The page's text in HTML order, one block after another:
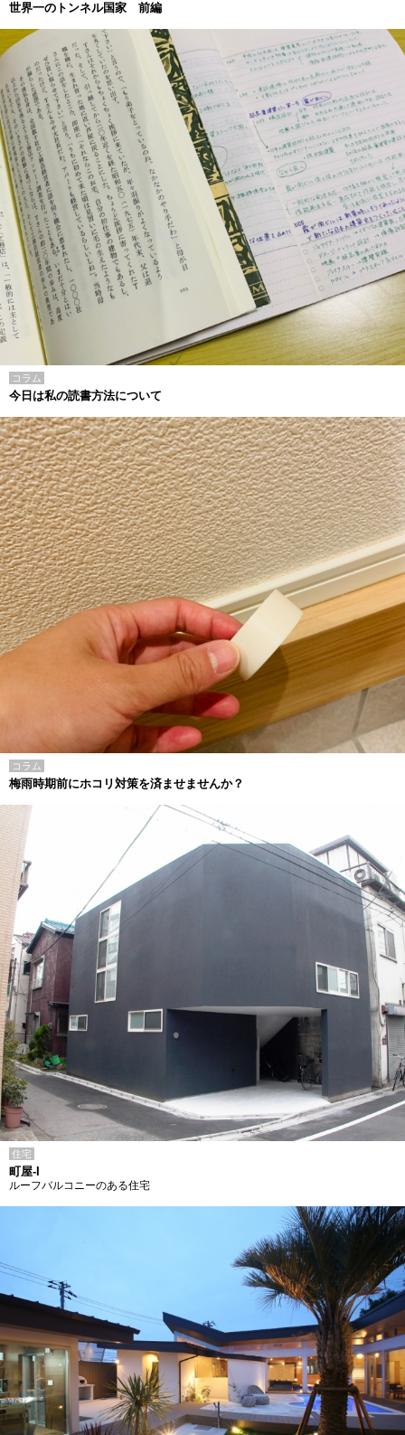
世界一のトンネル国家 前編
コラム
今日は私の読書方法について
コラム
梅雨時期前にホコリ対策を済ませませんか？
住宅
町屋-I
ルーフバルコニーのある住宅